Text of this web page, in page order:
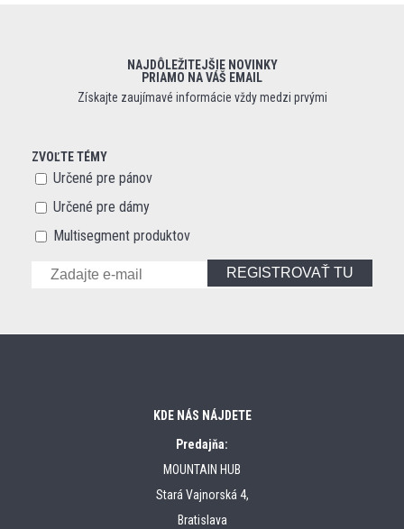
NAJDÔLEŽITEJŠIE NOVINKY
PRIAMO NA VÁŠ EMAIL
Získajte zaujímavé informácie vždy medzi prvými
ZVOĽTE TÉMY
Určené pre pánov
Určené pre dámy
Multisegment produktov
REGISTROVAŤ TU
KDE NÁS NÁJDETE
Predajňa:
MOUNTAIN HUB
Stará Vajnorská 4,
Bratislava